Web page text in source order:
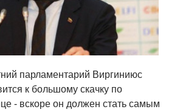
парламентарий Виргиниюс
к большому скачку по
- вскоре он должен стать самым